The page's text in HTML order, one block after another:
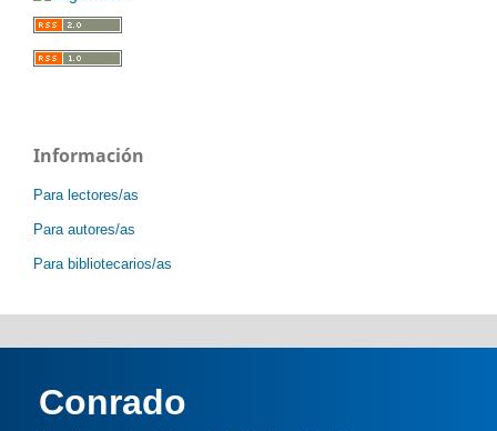
Información
Para lectores/as
Para autores/as
Para bibliotecarios/as
Conrado